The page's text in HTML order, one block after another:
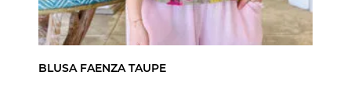
BLUSA FAENZA TAUPE